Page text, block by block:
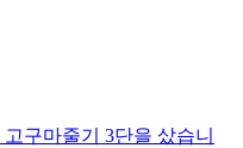
구마줄기 3단을 샀습니